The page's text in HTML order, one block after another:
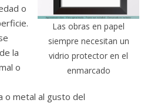
Las obras en papel
siempre necesitan un
vidrio protector en el
enmarcado
o
la
o
o metal al gusto del